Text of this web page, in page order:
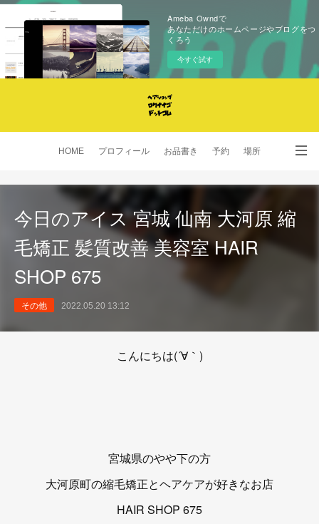
Ameba Owndで
あなただけのホームページやブログをつ
くろう
今すぐ試す
HOME プロフィール お品書き 予約 場所
SNS
今日のアイス 宮城 仙南 大河原 縮
毛矯正 髪質改善 美容室 HAIR
SHOP 675
その他 2022.05.20 13:12
こんにちは(´∀｀)
宮城県のやや下の方
大河原町の縮毛矯正とヘアケアが好きなお店
HAIR SHOP 675